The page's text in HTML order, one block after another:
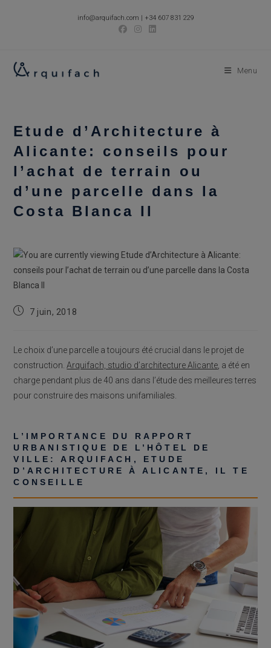
info@arquifach.com | +34 607 831 229
Menu
Etude d’Architecture à
Alicante: conseils pour
l’achat de terrain ou
d’une parcelle dans la
Costa Blanca II
Publication
7 juin, 2018
Le choix d’une parcelle a toujours été crucial dans le projet de
construction.Arquifach, studio d’architecture Alicante , a été en
charge pendant plus de 40 ans dans l’étude des meilleures terres
pour construire des maisons unifamiliales.
L’IMPORTANCE DU RAPPORT
URBANISTIQUE DE L’HÔTEL DE
VILLE: ARQUIFACH, ETUDE
D’ARCHITECTURE À ALICANTE, IL TE
CONSEILLE